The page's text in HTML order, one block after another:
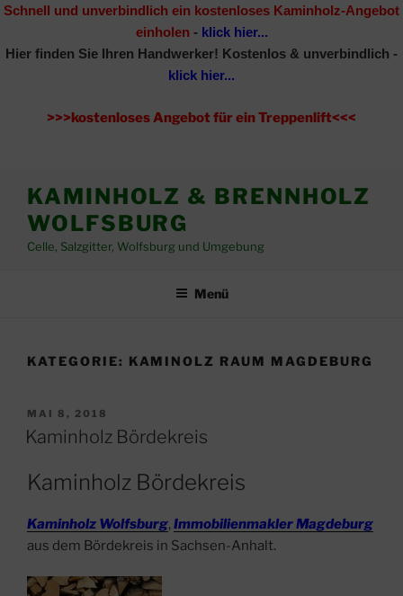
Schnell und unverbindlich ein kostenloses Kaminholz-Angebot
einholen -klick hier...
Hier finden Sie Ihren Handwerker! Kostenlos & unverbindlich -
klick hier...
>>>kostenloses Angebot für ein Treppenlift<<<
Inhalt
springen
KAMINHOLZ & BRENNHOLZ
WOLFSBURG
Celle, Salzgitter, Wolfsburg und Umgebung
Menü
KATEGORIE: KAMINOLZ RAUM MAGDEBURG
VERÖFFENTLICHT
AM
MAI 8, 2018
Kaminholz Bördekreis
Kaminholz Bördekreis
Kaminholz Wolfsburg, Immobilienmakler Magdeburg
aus dem Bördekreis in Sachsen-Anhalt.